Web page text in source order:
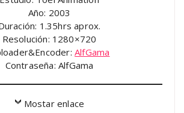
Año: 2003
1.35hrs aprox.
Resolución: 1280×720
AlfGama
Contraseña: AlfGama
Mostar enlace